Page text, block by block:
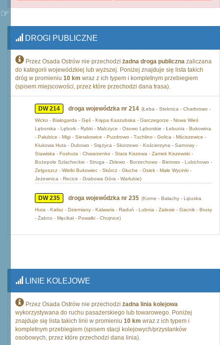
DROGI PUBLICZNE
Przez Osada Ostrów nie przechodzi żadna droga publiczna zaliczana
do kategorii wojewódzkiej lub wyższej. Poniżej znajduje się lista takich
dróg w promieniu 10 km wraz z ich typem i kompletnym przebiegiem
(spisem miejscowości, przez które przechodzi dana trasa).
DW 214 droga wojewódzka nr 214 (Łeba - Steknica - Charbrowo -
Wicko - Białogarda - Gęś - Krępa Kaszubska - Garczegorze - Nowa Wieś
Lęborska - Lębork - Rybki - Malczyce - Osowo Lęborskie - Łebunia - Bukowina
- Pałubice - Migi - Sierakowice - Puzdrowo - Tuchlino - Golica - Mściszewice -
Klukowa Huta - Dubowo - Stężyca - Skorzewo - Kościerzyna - Sarnowy -
Stawiska - Foshuta - Chwarzenko - Stara Kiszewa - Zamek Kiszewski -
Bożepole Szlacheckie - Struga - Zblewo - Borzechowo - Bietowo - Lubichowo -
Zelgoszcz - Wielki Bukowiec - Skórcz - Głuche - Osiek - Małe Wycinki -
Jeżewnica - Recice - Grabowa Góra - Warlubie)
DW 235 droga wojewódzka nr 235 (Korne - Bałachy - Lipuska
Huta - Kalisz - Dziemiany - Kalwaria - Raduń - Lubnia - Zalesie - Gacnik - Brusy
- Żabno - Męcikał - Powałki - Chojnice)
LINIE KOLEJOWE
Przez Osada Ostrów nie przechodzi żadna linia kolejowa
wykorzystywana do ruchu pasażerskiego lub towarowego. Poniżej
znajduje się lista takich linii w promieniu 10 km wraz z ich typem i
kompletnym przebiegiem (spisem stacji kolejowych/przystanków
osobowych, przez które przechodzi dana linia).